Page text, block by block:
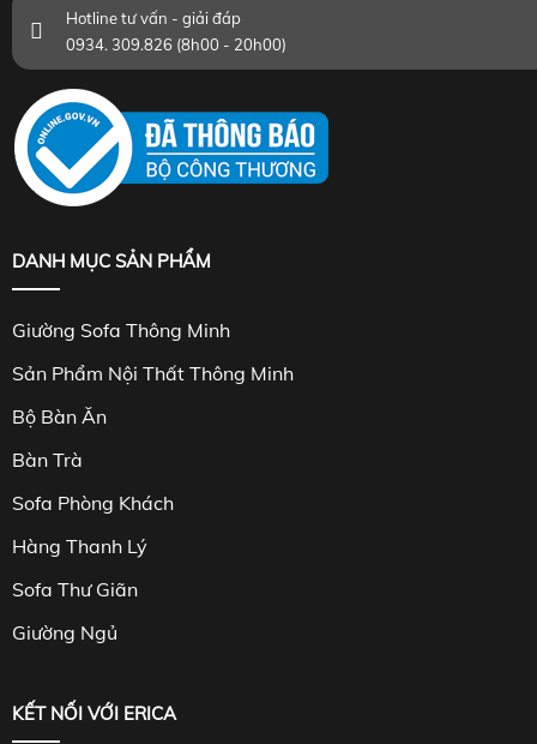
Hotline tư vấn - giải đáp
0934. 309.826 (8h00 - 20h00)
DANH MỤC SẢN PHẨM
Giường Sofa Thông Minh
Sản Phẩm Nội Thất Thông Minh
Bộ Bàn Ăn
Bàn Trà
Sofa Phòng Khách
Hàng Thanh Lý
Sofa Thư Giãn
Giường Ngủ
KẾT NỐI VỚI ERICA